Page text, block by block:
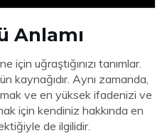
Anlamı
için uğraştığınızı tanımlar.
kaynağıdır. Aynı zamanda,
ve en yüksek ifadenizi ve
için kendiniz hakkında en
de ilgilidir.